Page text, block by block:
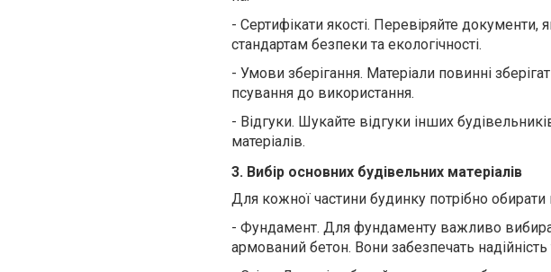
- Сертифікати якості. Перевіряйте документи,
стандартам безпеки та екологічності.
- Умови зберігання. Матеріали повинні
псування до використання.
- Відгуки. Шукайте відгуки інших
матеріалів.
3. Вибір основних будівельних матеріалів
Для кожної частини будинку потрібно обирати
- Фундамент. Для фундаменту важливо
армований бетон. Вони забезпечать надійність